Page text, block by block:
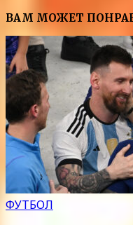
ВАМ МОЖЕТ
ФУТБОЛ